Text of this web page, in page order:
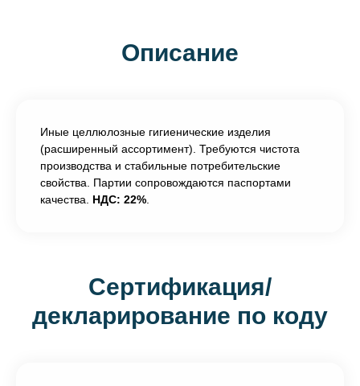
Описание
Иные целлюлозные гигиенические изделия
(расширенный ассортимент). Требуются чистота
производства и стабильные потребительские
свойства. Партии сопровождаются паспортами
качества. НДС: 22%
Сертификация/
декларирование по коду